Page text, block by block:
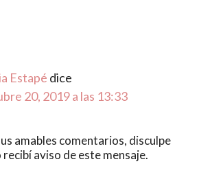
Estapé dice
20, 2019 a las 13:33
amables comentarios, disculpe
aviso de este mensaje.